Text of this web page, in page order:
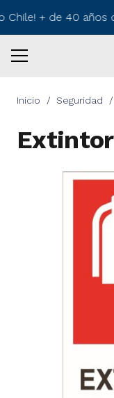
Chile! + de 40
Inicio / Seguridad /
Extintor